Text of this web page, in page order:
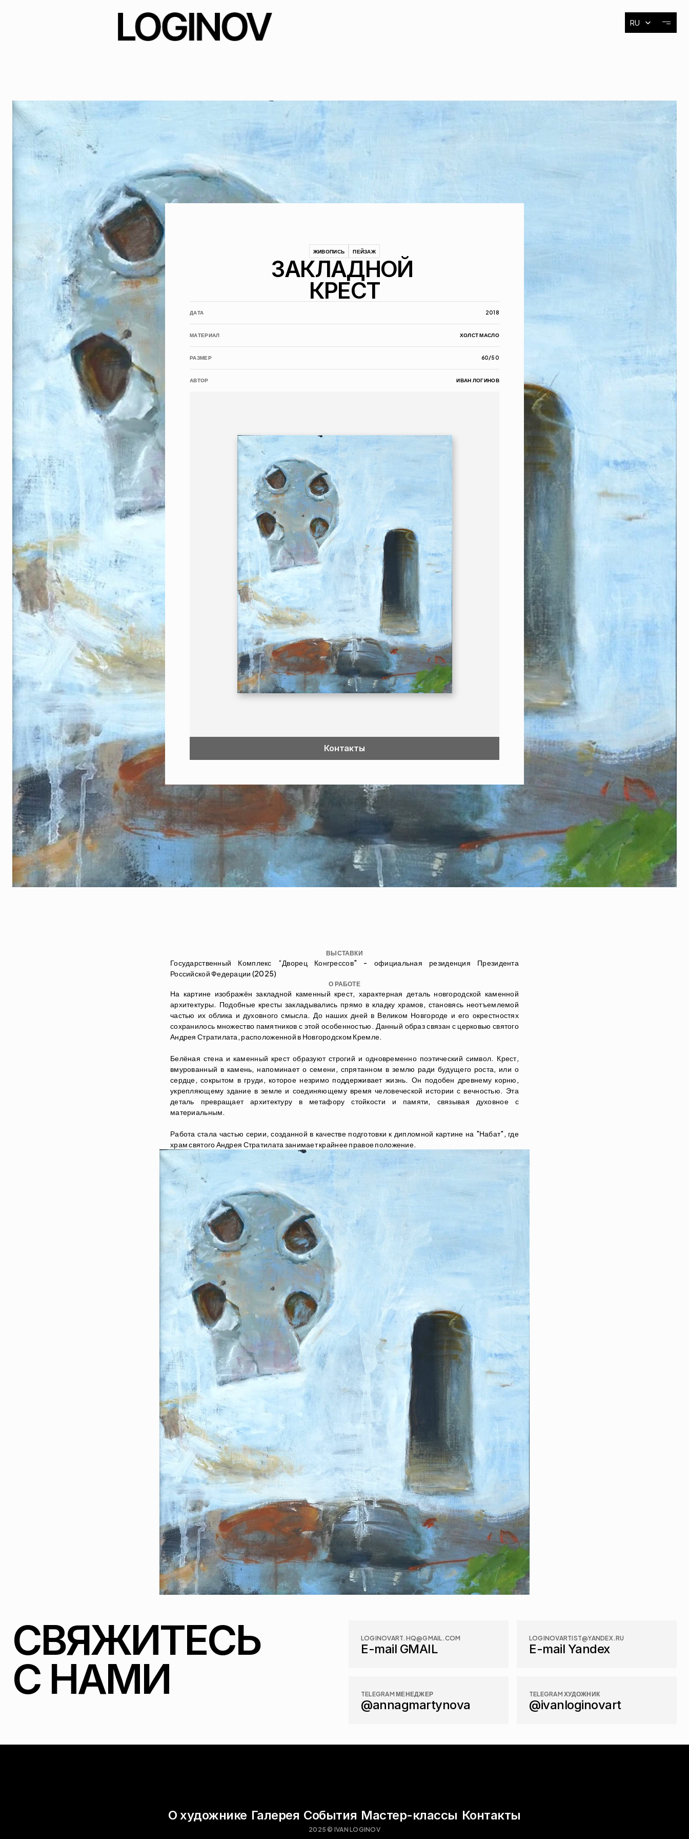
RU
ЖИВОПИСЬ ПЕЙЗАЖ
ЗАКЛАДНОЙ
КРЕСТ
ДАТА 2018
МАТЕРИАЛ ХОЛСТ МАСЛО
РАЗМЕР 60/50
АВТОР ИВАН ЛОГИНОВ
Контакты
ВЫСТАВКИ
Государственный Комплекс “Дворец Конгрессов" - официальная резиденция Президента
Российской Федерации (2025)
О РАБОТЕ
На картине изображён закладной каменный крест, характерная деталь новгородской каменной
архитектуры. Подобные кресты закладывались прямо в кладку храмов, становясь неотъемлемой
частью их облика и духовного смысла. До наших дней в Великом Новгороде и его окрестностях
сохранилось множество памятников с этой особенностью. Данный образ связан с церковью святого
Андрея Стратилата, расположенной в Новгородском Кремле.
Белёная стена и каменный крест образуют строгий и одновременно поэтический символ. Крест,
вмурованный в камень, напоминает о семени, спрятанном в землю ради будущего роста, или о
сердце, сокрытом в груди, которое незримо поддерживает жизнь. Он подобен древнему корню,
укрепляющему здание в земле и соединяющему время человеческой истории с вечностью. Эта
деталь превращает архитектуру в метафору стойкости и памяти, связывая духовное с
материальным.
Работа стала частью серии, созданной в качестве подготовки к дипломной картине на "Набат", где
храм святого Андрея Стратилата занимает крайнее правое положение.
СВЯЖИТЕСЬ
С НАМИ
LOGINOVART.HQ@GMAIL.COM
E-mail GMAIL
LOGINOVARTIST@YANDEX.RU
E-mail Yandex
TELEGRAM МЕНЕДЖЕР
@annagmartynova
TELEGRAM ХУДОЖНИК
@ivanloginovart
О художнике Галерея События Мастер-классы Контакты
2025 © IVAN LOGINOV